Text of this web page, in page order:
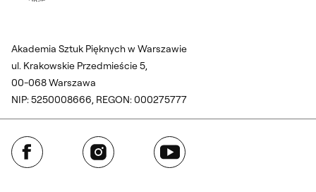
Akademia Sztuk Pięknych w Warszawie
ul. Krakowskie Przedmieście 5,
00-068 Warszawa
NIP: 5250008666, REGON: 000275777
Facebook Instagram YouTube